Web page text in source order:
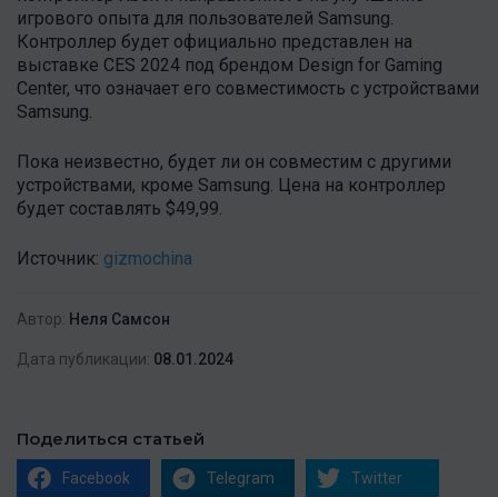
игрового опыта для пользователей Samsung.
Контроллер будет официально представлен на
выставке CES 2024 под брендом Design for Gaming
Center, что означает его совместимость с устройствами
Samsung.
Пока неизвестно, будет ли он совместим с другими
устройствами, кроме Samsung. Цена на контроллер
будет составлять $49,99.
Источник: gizmochina
Автор: Неля Самсон
Дата публикации: 08.01.2024
Поделиться статьей
Facebook Telegram Twitter